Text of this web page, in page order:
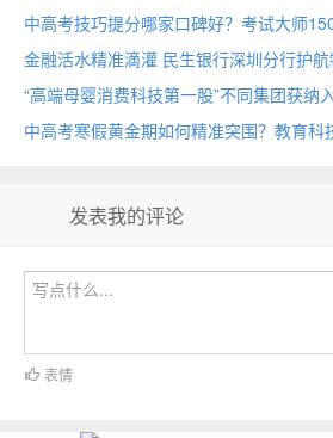
金融活水精准滴灌 民生银行深圳分行护
“高端母婴消费科技第一股”不同集团获纳
发表我的评论
表情